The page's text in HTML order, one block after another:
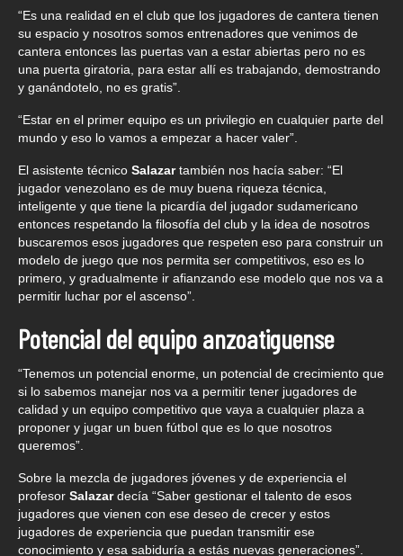
“Es una realidad en el club que los jugadores de cantera tienen
su espacio y nosotros somos entrenadores que venimos de
cantera entonces las puertas van a estar abiertas pero no es
una puerta giratoria, para estar allí es trabajando, demostrando
y ganándotelo, no es gratis”.
“Estar en el primer equipo es un privilegio en cualquier parte del
mundo y eso lo vamos a empezar a hacer valer”.
El asistente técnico Salazartambién nos hacía saber: “El
jugador venezolano es de muy buena riqueza técnica,
inteligente y que tiene la picardía del jugador sudamericano
entonces respetando la filosofía del club y la idea de nosotros
buscaremos esos jugadores que respeten eso para construir un
modelo de juego que nos permita ser competitivos, eso es lo
primero, y gradualmente ir afianzando ese modelo que nos va a
permitir luchar por el ascenso”.
Potencial del equipo anzoatiguense
“Tenemos un potencial enorme, un potencial de crecimiento que
si lo sabemos manejar nos va a permitir tener jugadores de
calidad y un equipo competitivo que vaya a cualquier plaza a
proponer y jugar un buen fútbol que es lo que nosotros
queremos”.
Sobre la mezcla de jugadores jóvenes y de experiencia el
profesor Salazardecía “Saber gestionar el talento de esos
jugadores que vienen con ese deseo de crecer y estos
jugadores de experiencia que puedan transmitir ese
conocimiento y esa sabiduría a estás nuevas generaciones”.